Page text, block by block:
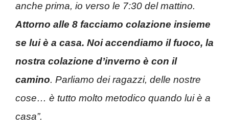
anche prima, io verso le 7:30 del mattino.
Attorno alle 8 facciamo colazione insieme
se lui è a casa. Noi accendiamo il fuoco, la
nostra colazione d’inverno è con il
camino. Parliamo dei ragazzi, delle nostre
cose… è tutto molto metodico quando lui è a
casa”.